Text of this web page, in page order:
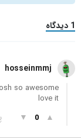
1 دیدگاه
hosseinmmj
so awesome
love it
▲
0
▼